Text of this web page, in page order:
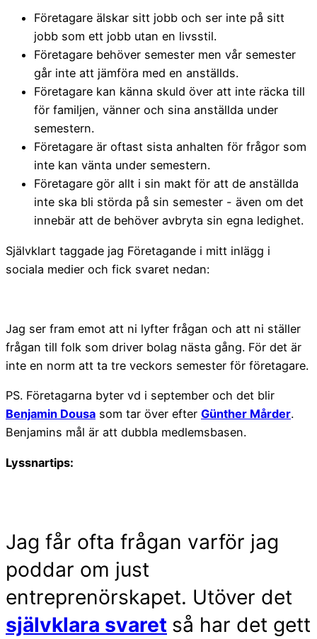
Företagare älskar sitt jobb och ser inte på sitt
jobb som ett jobb utan en livsstil.
Företagare behöver semester men vår semester
går inte att jämföra med en anställds.
Företagare kan känna skuld över att inte räcka till
för familjen, vänner och sina anställda under
semestern.
Företagare är oftast sista anhalten för frågor som
inte kan vänta under semestern.
Företagare gör allt i sin makt för att de anställda
inte ska bli störda på sin semester - även om det
innebär att de behöver avbryta sin egna ledighet.
Självklart taggade jag Företagande i mitt inlägg i
sociala medier och fick svaret nedan:
Jag ser fram emot att ni lyfter frågan och att ni ställer
frågan till folk som driver bolag nästa gång. För det är
inte en norm att ta tre veckors semester för företagare.
PS. Företagarna byter vd i september och det blir
Benjamin Dousa som tar över efter Günther Mårder.
Benjamins mål är att dubbla medlemsbasen.
Lyssnartips:
Jag får ofta frågan varför jag
poddar om just
entreprenörskapet. Utöver det
självklara svaret så har det gett